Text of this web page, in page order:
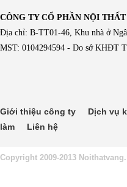
CÔNG TY CỔ PHẦN NỘI
Địa chỉ: B-TT01-46, Khu nhà ở
MST: 0104294594 - Do sở KHĐT
Giới thiệu công ty Dịch vụ
làm
Liên hệ
Copyright 2009-2013